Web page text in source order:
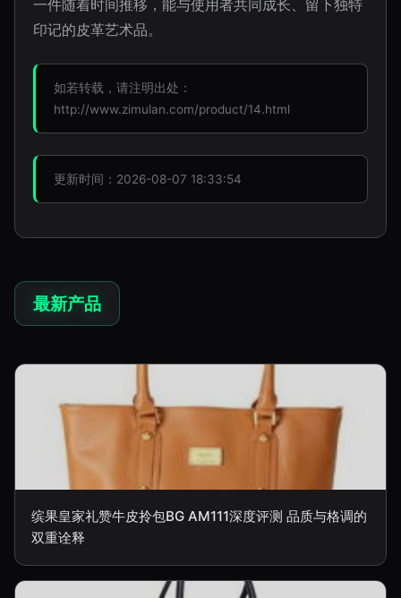
一件随着时间推移，能与使用者共同成长、留下独特
印记的皮革艺术品。
如若转载，请注明出处：
http://www.zimulan.com/product/14.html
更新时间：2026-08-07 18:33:54
最新产品
缤果皇家礼赞牛皮拎包BG AM111深度评测 品质与格调的
双重诠释